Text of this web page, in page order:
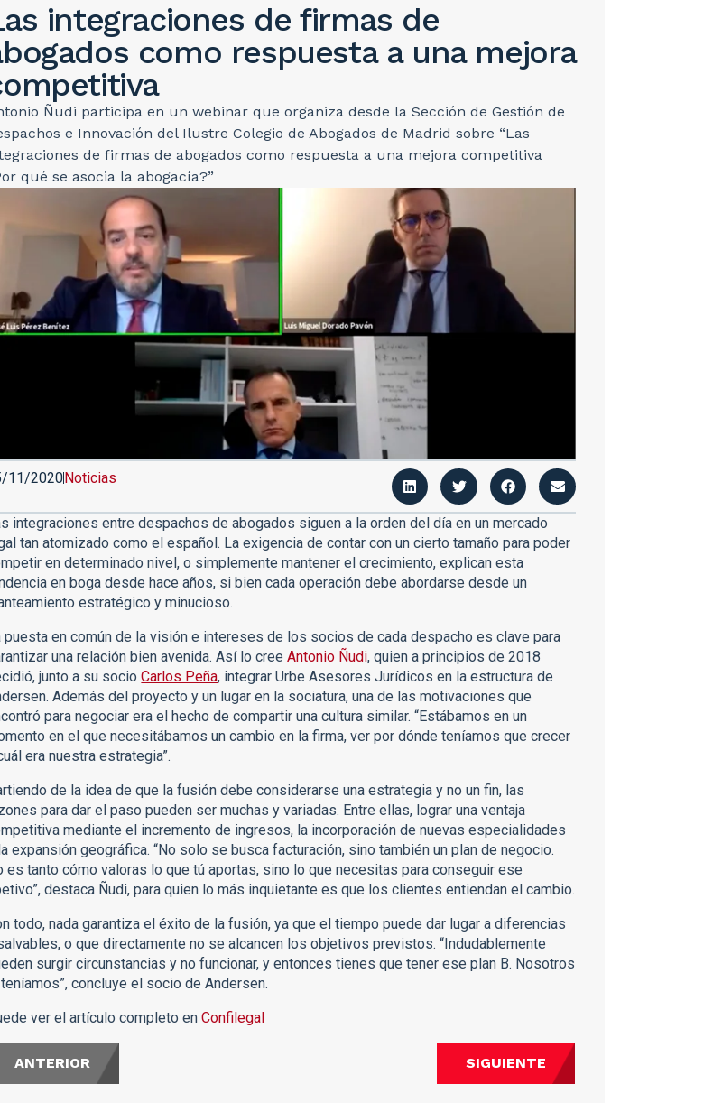
integraciones de firmas de
como respuesta a una mejora
Ñudi participa en un webinar que organiza desde la Sección de Gestión de
e Innovación del Ilustre Colegio de Abogados de Madrid sobre “Las
de firmas de abogados como respuesta a una mejora competitiva
qué se asocia la abogacía?”
11/2020Noticias
integraciones entre despachos de abogados siguen a la orden del día en un mercado
tan atomizado como el español. La exigencia de contar con un cierto tamaño para poder
en determinado nivel, o simplemente mantener el crecimiento, explican esta
en boga desde hace años, si bien cada operación debe abordarse desde un
estratégico y minucioso.
puesta en común de la visión e intereses de los socios de cada despacho es clave para
una relación bien avenida. Así lo creeAntonio Ñudi, quien a principios de 2018
junto a su socioCarlos Peña, integrar Urbe Asesores Jurídicos en la estructura de
Además del proyecto y un lugar en la sociatura, una de las motivaciones que
para negociar era el hecho de compartir una cultura similar. “Estábamos en un
en el que necesitábamos un cambio en la firma, ver por dónde teníamos que crecer
era nuestra estrategia”.
de la idea de que la fusión debe considerarse una estrategia y no un fin, las
para dar el paso pueden ser muchas y variadas. Entre ellas, lograr una ventaja
mediante el incremento de ingresos, la incorporación de nuevas especialidades
expansión geográfica. “No solo se busca facturación, sino también un plan de negocio.
es tanto cómo valoras lo que tú aportas, sino lo que necesitas para conseguir ese
destaca Ñudi, para quien lo más inquietante es que los clientes entiendan el cambio.
todo, nada garantiza el éxito de la fusión, ya que el tiempo puede dar lugar a diferencias
o que directamente no se alcancen los objetivos previstos. “Indudablemente
surgir circunstancias y no funcionar, y entonces tienes que tener ese plan B. Nosotros
concluye el socio de Andersen.
ver el artículo completo enConfilegal
ANTERIOR SIGUIENTE